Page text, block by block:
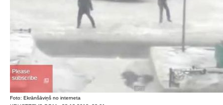
Foto: Ekrānšāviņš no interneta